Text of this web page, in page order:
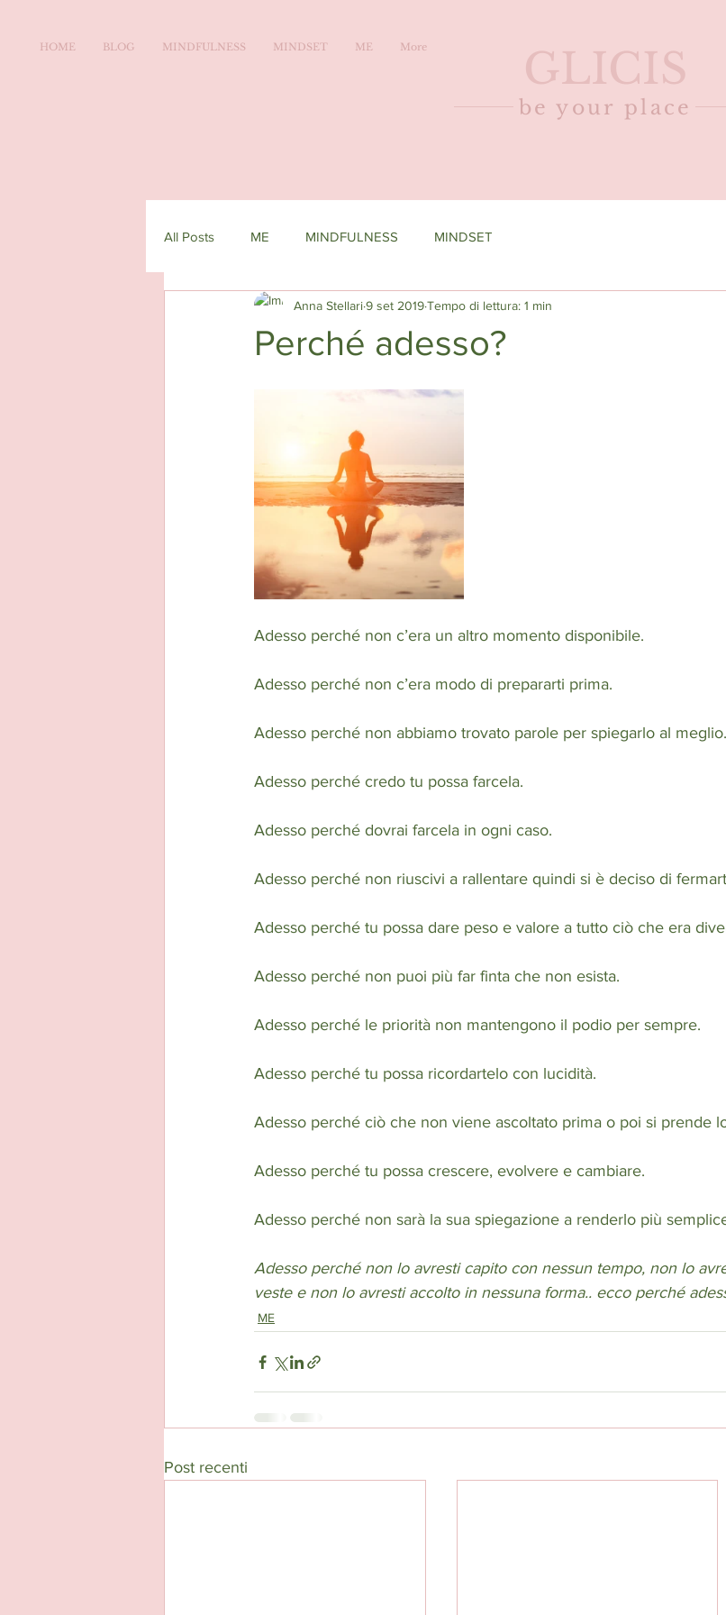
HOME BLOG MINDFULNESS MINDSET ME More GLICIS
be your place
All Posts ME MINDFULNESS MINDSET
Perché adesso?
Anna Stellari9 set 2019Tempo di lettura: 1 min
Adesso perché non c’era un altro momento disponibile.
Adesso perché non c’era modo di prepararti prima.
Adesso perché non abbiamo trovato parole per spiegarlo al meglio.
Adesso perché credo tu possa farcela.
Adesso perché dovrai farcela in ogni caso.
Adesso perché non riuscivi a rallentare quindi si è deciso di
Adesso perché tu possa dare peso e valore a tutto ciò che era
Adesso perché non puoi più far finta che non esista.
Adesso perché le priorità non mantengono il podio per sempre.
Adesso perché tu possa ricordartelo con lucidità.
Adesso perché ciò che non viene ascoltato prima o poi si prende
Adesso perché tu possa crescere, evolvere e cambiare.
Adesso perché non sarà la sua spiegazione a renderlo più
Adesso perché non lo avresti capito con nessun tempo, non lo
veste e non lo avresti accolto in nessuna forma.. ecco perché
ME
Post recenti